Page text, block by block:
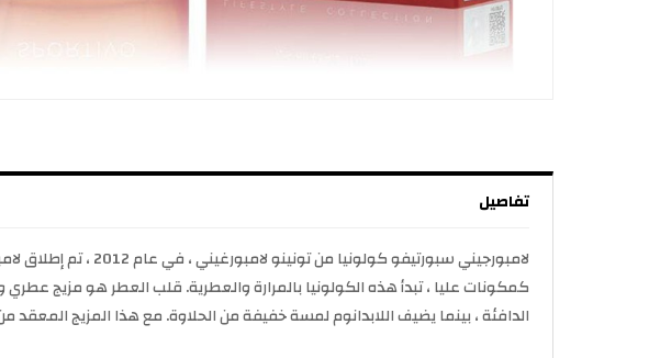
تفاصيل
لامبورجيني
كمكونات عليا ، تبدأ هذه الكولونيا بالمرارة والعطرية. قلب العطر هو مزيج
الدافئة ، بينما يضيف اللابدانوم لمسة خفيفة من الحلاوة. مع هذا المزيج